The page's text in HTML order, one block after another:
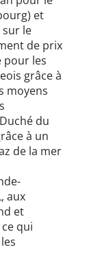
et
sur le
de prix
pour les
grâce à
moyens
du
à un
de la mer
aux
et
qui